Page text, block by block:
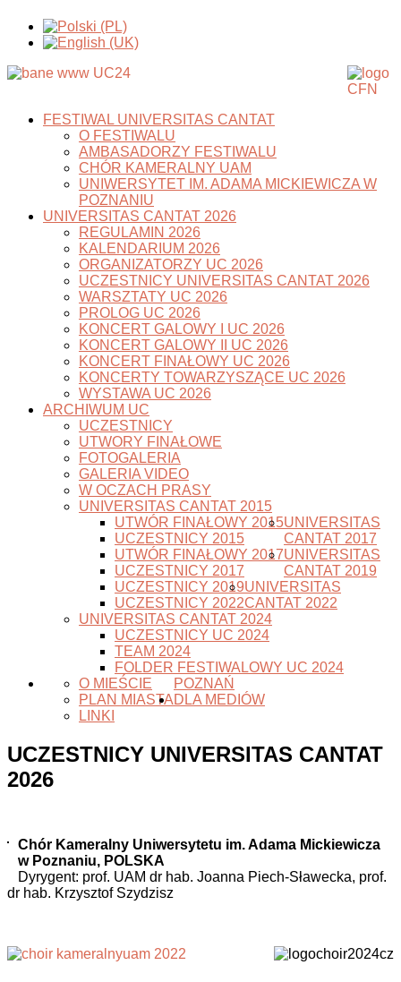
FESTIWAL UNIVERSITAS CANTAT
O FESTIWALU
AMBASADORZY FESTIWALU
CHÓR KAMERALNY UAM
UNIWERSYTET IM. ADAMA MICKIEWICZA W
POZNANIU
UNIVERSITAS CANTAT 2026
REGULAMIN 2026
KALENDARIUM 2026
ORGANIZATORZY UC 2026
UCZESTNICY UNIVERSITAS CANTAT 2026
WARSZTATY UC 2026
PROLOG UC 2026
KONCERT GALOWY I UC 2026
KONCERT GALOWY II UC 2026
KONCERT FINAŁOWY UC 2026
KONCERTY TOWARZYSZĄCE UC 2026
WYSTAWA UC 2026
ARCHIWUM UC
UCZESTNICY
UTWORY FINAŁOWE
FOTOGALERIA
GALERIA VIDEO
W OCZACH PRASY
UNIVERSITAS CANTAT 2015
UTWÓR FINAŁOWY 2015
UCZESTNICY 2015
UNIVERSITAS
CANTAT 2017
UTWÓR FINAŁOWY 2017
UCZESTNICY 2017
UNIVERSITAS
CANTAT 2019
UCZESTNICY 2019UNIVERSITAS
CANTAT 2022
UCZESTNICY 2022
UNIVERSITAS CANTAT 2024
UCZESTNICY UC 2024
TEAM 2024
FOLDER FESTIWALOWY UC 2024
POZNAŃ
O MIEŚCIE
PLAN MIASTA
LINKI
DLA MEDIÓW
UCZESTNICY UNIVERSITAS CANTAT
2026
Chór Kameralny Uniwersytetu im. Adama Mickiewicza
w Poznaniu, POLSKA
Dyrygent: prof. UAM dr hab. Joanna Piech-Sławecka, prof.
dr hab. Krzysztof Szydzisz